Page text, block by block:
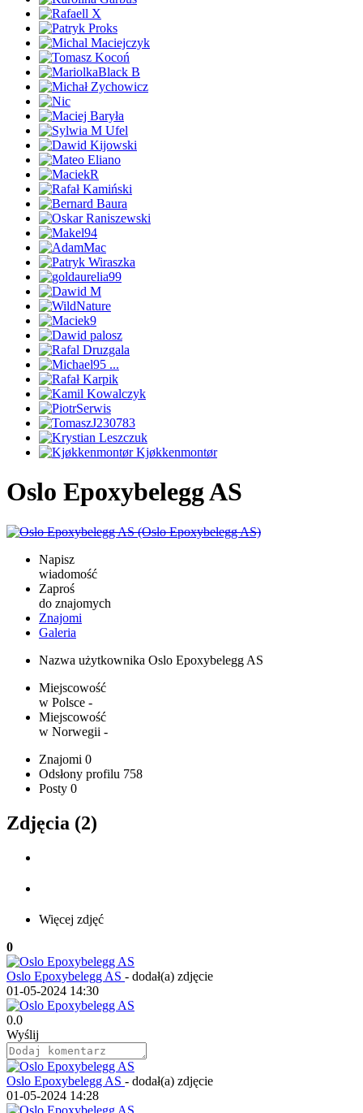
Oslo Epoxybelegg AS
Napisz
wiadomość
Zaproś
do znajomych
Znajomi
Galeria
Nazwa użytkownika Oslo Epoxybelegg AS
Miejscowość
w Polsce -
Miejscowość
w Norwegii -
Znajomi 0
Odsłony profilu 758
Posty 0
Zdjęcia (2)
Więcej zdjęć
0
Oslo Epoxybelegg AS - dodał(a) zdjęcie
01-05-2024 14:30
0.0
Wyślij
Oslo Epoxybelegg AS - dodał(a) zdjęcie
01-05-2024 14:28